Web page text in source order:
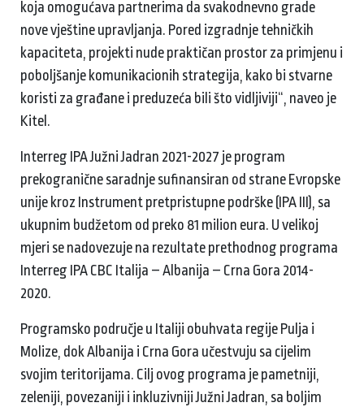
koja omogućava partnerima da svakodnevno grade
nove vještine upravljanja. Pored izgradnje tehničkih
kapaciteta, projekti nude praktičan prostor za primjenu i
poboljšanje komunikacionih strategija, kako bi stvarne
koristi za građane i preduzeća bili što vidljiviji“, naveo je
Kitel.
Interreg IPA Južni Jadran 2021-2027 je program
prekogranične saradnje sufinansiran od strane Evropske
unije kroz Instrument pretpristupne podrške (IPA III), sa
ukupnim budžetom od preko 81 milion eura. U velikoj
mjeri se nadovezuje na rezultate prethodnog programa
Interreg IPA CBC Italija – Albanija – Crna Gora 2014-
2020.
Programsko područje u Italiji obuhvata regije Pulja i
Molize, dok Albanija i Crna Gora učestvuju sa cijelim
svojim teritorijama. Cilj ovog programa je pametniji,
zeleniji, povezaniji i inkluzivniji Južni Jadran, sa boljim